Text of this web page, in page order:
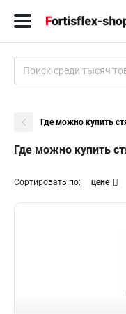
Где можно купить
Где можно купить
Сортировать по: цене